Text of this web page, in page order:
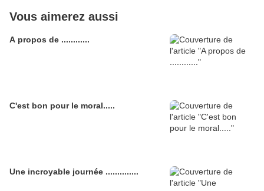
Vous aimerez aussi
A propos de ............
C'est bon pour le moral.....
Une incroyable journée ..............